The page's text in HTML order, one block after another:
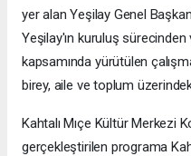
yer alan Yeşilay Genel
Yeşilay'ın kuruluş sürecinden
kapsamında yürütülen
birey, aile ve toplum
Kahtalı Mıçe Kültür Merkezi
gerçekleştirilen programa